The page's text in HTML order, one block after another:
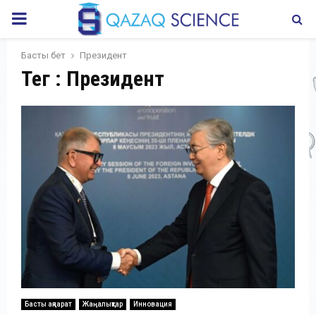
PRIMARY
MENU
Басты бет Президент
Тег : Президент
Басты ақпарат Жаңалықтар Инновация